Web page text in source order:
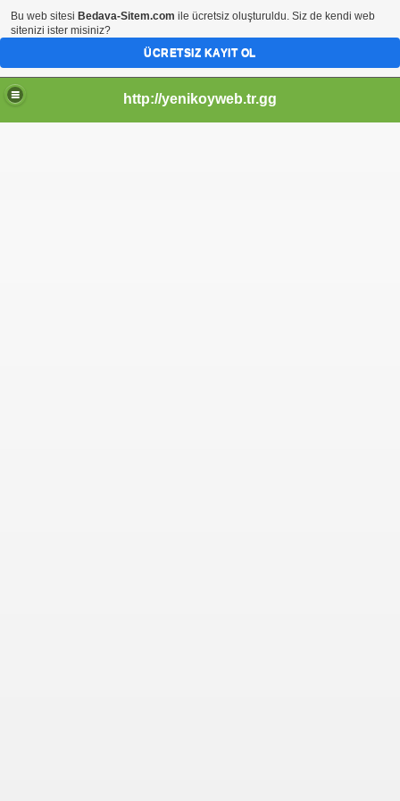
http://yenikoyweb.tr.gg
Bu web sitesi Bedava-Sitem.com ile ücretsiz oluşturuldu. Siz de kendi web
sitenizi ister misiniz?
ÜCRETSIZ KAYIT OL